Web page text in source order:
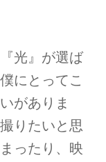
光』が選ば
にとってこ
がありま
りたいと思
ったり、映